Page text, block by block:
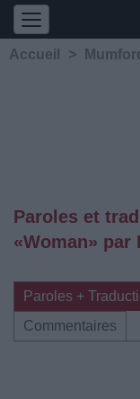
Accueil >
Paroles et
«Woman» par
Paroles +
Commentaires